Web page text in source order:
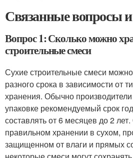
Связанные вопросы
Вопрос 1: Сколько можно
строительные смеси
Сухие строительные смеси
разного срока в зависимости от
хранения. Обычно
упаковке рекомендуемый срок
составлять от 6 месяцев до 2
правильном хранении в сухом,
защищенном от влаги и прямых